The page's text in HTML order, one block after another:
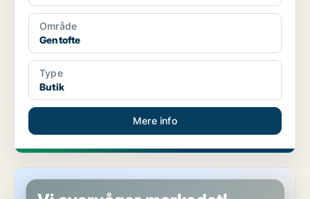
Område
Gentofte
Type
Butik
Mere info
Boligudlejningsejendom i Lynge